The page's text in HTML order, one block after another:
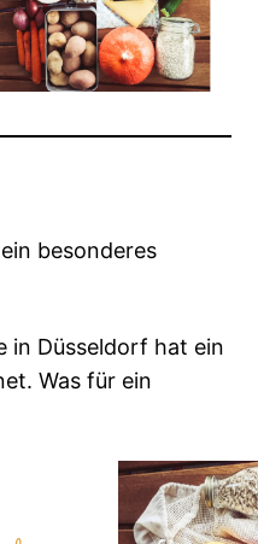
besonderes
in Düsseldorf hat ein
Was für ein